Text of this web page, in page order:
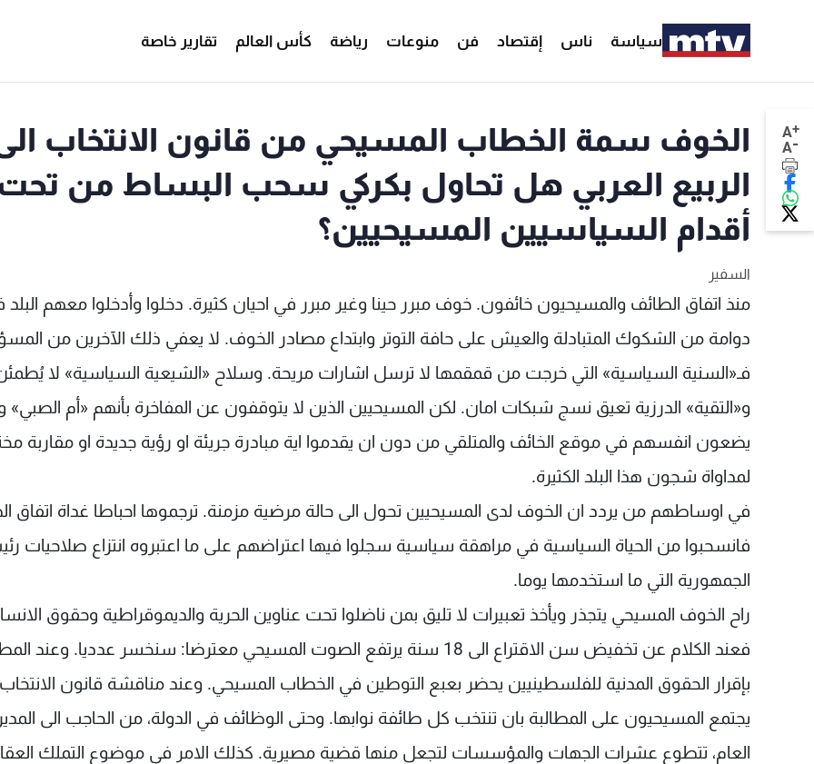
سياسة ناس إقتصاد فن منوعات رياضة كأس العالم تقارير خاصة
A+
A-
الخوف سمة الخطاب المسيحي من قانون الانتخاب
الربيع العربي هل تحاول بكركي سحب البساط من
أقدام السياسيين المسيحيين؟
السفير
منذ اتفاق الطائف والمسيحيون خائفون. خوف مبرر حينا وغير مبرر في احيان كثيرة. دخلوا وأدخلوا معهم البلد
دوامة من الشكوك المتبادلة والعيش على حافة التوتر وابتداع مصادر الخوف. لا يعفي ذلك الآخرين من
فـ«السنية السياسية» التي خرجت من قمقمها لا ترسل اشارات مريحة. وسلاح «الشيعية السياسية» لا
و«التقية» الدرزية تعيق نسج شبكات امان. لكن المسيحيين الذين لا يتوقفون عن المفاخرة بأنهم «أم الصبي»
يضعون انفسهم في موقع الخائف والمتلقي من دون ان يقدموا اية مبادرة جريئة او رؤية جديدة او مقاربة
لمداواة شجون هذا البلد الكثيرة.
في اوساطهم من يردد ان الخوف لدى المسيحيين تحول الى حالة مرضية مزمنة. ترجموها احباطا غداة اتفاق
فانسحبوا من الحياة السياسية في مراهقة سياسية سجلوا فيها اعتراضهم على ما اعتبروه انتزاع صلاحيات
الجمهورية التي ما استخدمها يوما.
راح الخوف المسيحي يتجذر ويأخذ تعبيرات لا تليق بمن ناضلوا تحت عناوين الحرية والديموقراطية وحقوق
فعند الكلام عن تخفيض سن الاقتراع الى 18 سنة يرتفع الصوت المسيحي معترضا: سنخسر عدديا. وعند
بإقرار الحقوق المدنية للفلسطينيين يحضر بعبع التوطين في الخطاب المسيحي. وعند مناقشة قانون الانتخاب
يجتمع المسيحيون على المطالبة بان تنتخب كل طائفة نوابها. وحتى الوظائف في الدولة، من الحاجب الى المدير
العام، تتطوع عشرات الجهات والمؤسسات لتجعل منها قضية مصيرية. كذلك الامر في موضوع التملك